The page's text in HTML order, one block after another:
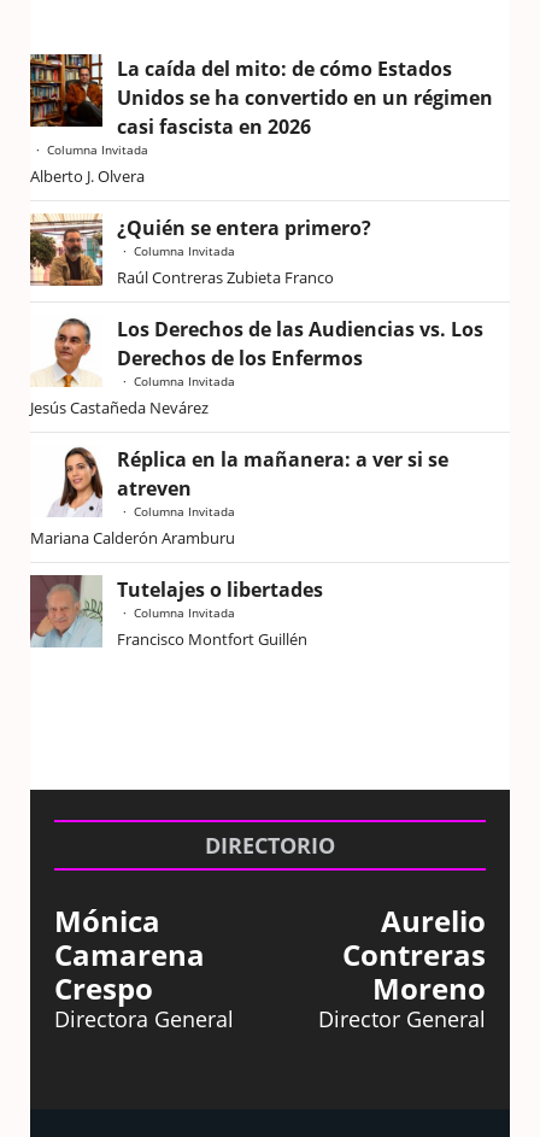
La caída del mito: de cómo Estados
Unidos se ha convertido en un régimen
casi fascista en 2026
Columna Invitada
Alberto J. Olvera
¿Quién se entera primero?
Columna Invitada
Raúl Contreras Zubieta Franco
Los Derechos de las Audiencias vs. Los
Derechos de los Enfermos
Columna Invitada
Jesús Castañeda Nevárez
Réplica en la mañanera: a ver si se
atreven
Columna Invitada
Mariana Calderón Aramburu
Tutelajes o libertades
Columna Invitada
Francisco Montfort Guillén
DIRECTORIO
Mónica
Camarena
Crespo
Directora General
Aurelio
Contreras
Moreno
Director General